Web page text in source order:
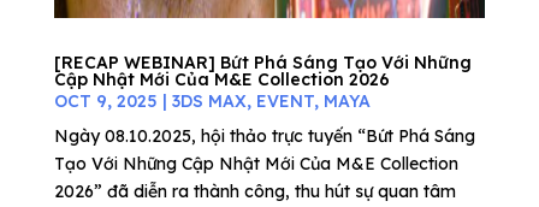
[RECAP WEBINAR] Bứt Phá Sáng Tạo Với Những
Cập Nhật Mới Của M&E Collection 2026
OCT 9, 2025 | 3DS MAX, EVENT, MAYA
Ngày 08.10.2025, hội thảo trực tuyến “Bứt Phá Sáng
Tạo Với Những Cập Nhật Mới Của M&E Collection
2026” đã diễn ra thành công, thu hút sự quan tâm